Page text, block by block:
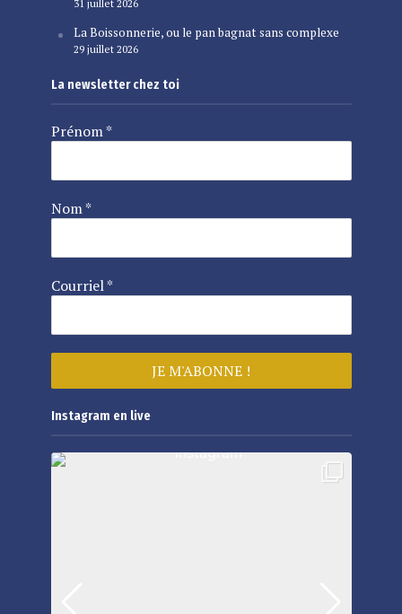
31 juillet 2026
La Boissonnerie, ou le pan bagnat sans complexe
29 juillet 2026
La newsletter chez toi
Prénom*
Nom*
Courriel*
Instagram en live